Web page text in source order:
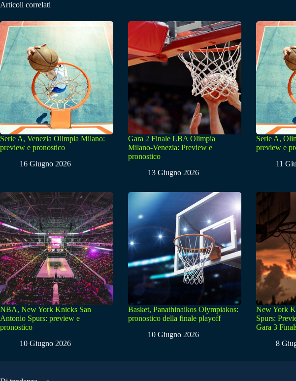
Articoli correlati
Serie A, Venezia Olimpia Milano:
preview e pronostico
16 Giugno 2026
Gara 2 Finale LBA Olimpia
Milano-Venezia: Preview e
pronostico
13 Giugno 2026
Serie A,
preview e
11
NBA, New York Knicks San
Antonio Spurs: preview e
pronostico
10 Giugno 2026
Basket, Panathinaikos Olympiakos:
pronostico della finale playoff
10 Giugno 2026
New York
Spurs:
Gara 3
8